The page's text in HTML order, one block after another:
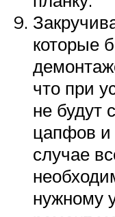
которые
что при
не будут
цапфов и
случае
нужному